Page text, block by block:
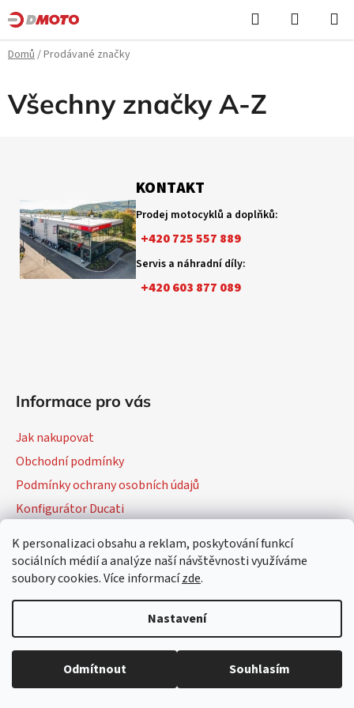
K personalizaci obsahu a reklam, poskytování funkcí
sociálních médií a analýze naší návštěvnosti využíváme
soubory cookies. Více informacízde.
Nastavení
Odmítnout Souhlasím
Přejít
na
obsah
Hledat
KOŠÍK
Domů/Prodávané značky
Všechny značky A-Z
KONTAKT
Prodej motocyklů a doplňků:
+420 725 557 889
Servis a náhradní díly:
+420 603 877 089
Informace pro vás
Jak nakupovat
Obchodní podmínky
Podmínky ochrany osobních údajů
Konfigurátor Ducati
Vytvořil Shoptet
Copyright 2026
. Všechna práva vyhrazena.
nastavení cookies